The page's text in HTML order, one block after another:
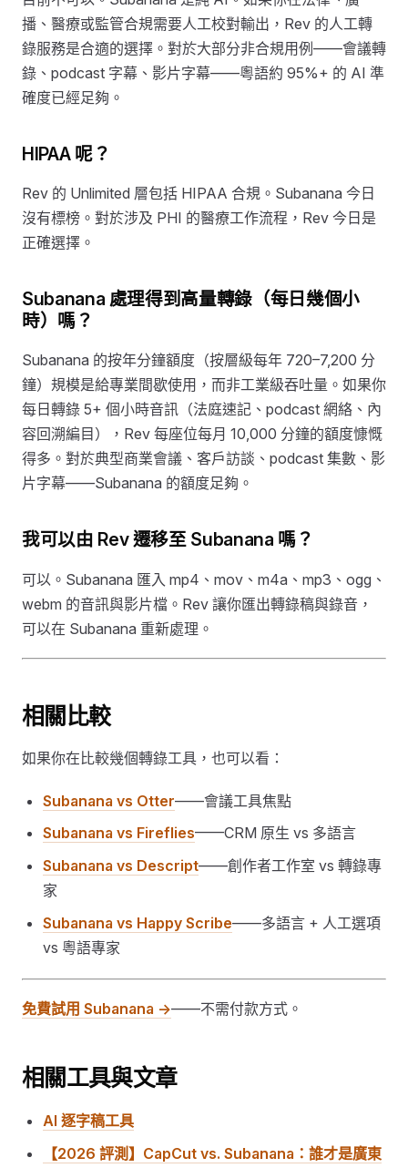
播、醫療或監管合規需要人工校對輸出，Rev 的人工轉
錄服務是合適的選擇。對於大部分非合規用例——會議轉
錄、podcast 字幕、影片字幕——粵語約 95%+ 的 AI 準
確度已經足夠。
HIPAA 呢？
Rev 的 Unlimited 層包括 HIPAA 合規。Subanana 今日
沒有標榜。對於涉及 PHI 的醫療工作流程，Rev 今日是
正確選擇。
Subanana 處理得到高量轉錄（每日幾個小
時）嗎？
Subanana 的按年分鐘額度（按層級每年 720–7,200 分
鐘）規模是給專業間歇使用，而非工業級吞吐量。如果你
每日轉錄 5+ 個小時音訊（法庭速記、podcast 網絡、內
容回溯編目），Rev 每座位每月 10,000 分鐘的額度慷慨
得多。對於典型商業會議、客戶訪談、podcast 集數、影
片字幕——Subanana 的額度足夠。
我可以由 Rev 遷移至 Subanana 嗎？
可以。Subanana 匯入 mp4、mov、m4a、mp3、ogg、
webm 的音訊與影片檔。Rev 讓你匯出轉錄稿與錄音，
可以在 Subanana 重新處理。
相關比較
如果你在比較幾個轉錄工具，也可以看：
Subanana vs Otter——會議工具焦點
Subanana vs Fireflies——CRM 原生 vs 多語言
Subanana vs Descript——創作者工作室 vs 轉錄專
家
Subanana vs Happy Scribe——多語言 + 人工選項
vs 粵語專家
免費試用 Subanana →——不需付款方式。
相關工具與文章
AI 逐字稿工具
【2026 評測】CapCut vs. Subanana：誰才是廣東